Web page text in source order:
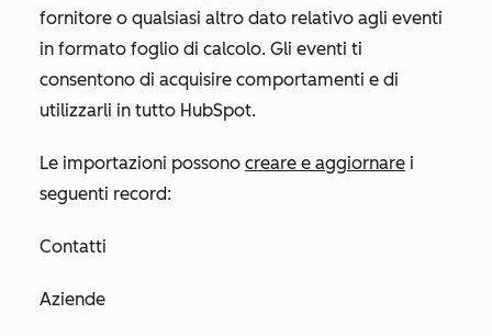
fornitore o qualsiasi altro dato relativo agli eventi
in formato foglio di calcolo. Gli eventi ti
consentono di acquisire comportamenti e di
utilizzarli in tutto HubSpot.
Le importazioni possono creare e aggiornare i
seguenti record:
Contatti
Aziende